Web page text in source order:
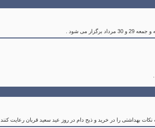
را در خرید و ذبح دام در روز عید سعید قربان رعایت کنند .